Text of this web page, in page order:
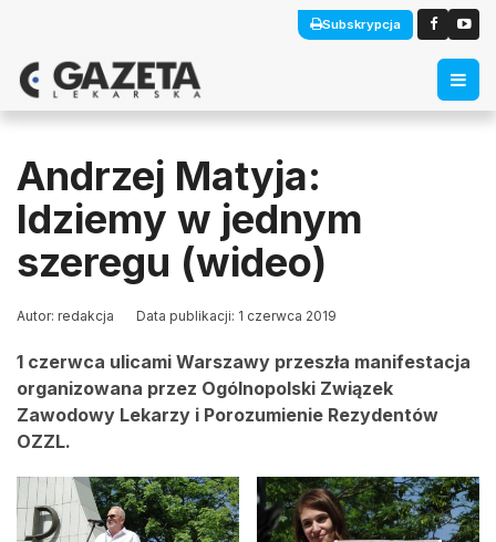
Subskrypcja
Andrzej Matyja:
Idziemy w jednym
szeregu (wideo)
Autor: redakcja Data publikacji: 1 czerwca 2019
1 czerwca ulicami Warszawy przeszła manifestacja
organizowana przez Ogólnopolski Związek
Zawodowy Lekarzy i Porozumienie Rezydentów
OZZL.